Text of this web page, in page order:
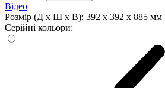
Відео
Розмір (Д x Ш x В): 392 x 392 x 885 мм
Серійні кольори: